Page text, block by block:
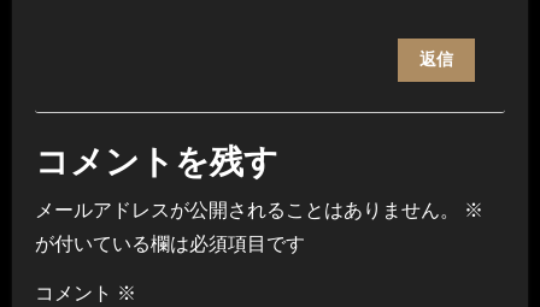
返信
コメントを残す
メールアドレスが公開されることはありません。
※
が付いている欄は必須項目です
コメント ※